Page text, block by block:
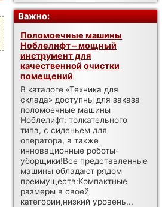
Важно:
Поломоечные машины
Ноблелифт – мощный
инструмент для
качественной очистки
помещений
В каталоге «Техника для
склада» доступны для заказа
поломоечные машины
Ноблелифт: толкательного
типа, с сиденьем для
оператора, а также
инновационные роботы-
уборщики!Все представленные
машины обладают рядом
преимуществ:Компактные
размеры в своей
категории,низкий уровень...